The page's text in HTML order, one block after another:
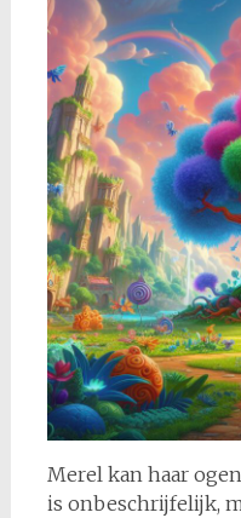
Merel kan haar
is onbeschrijfelijk,